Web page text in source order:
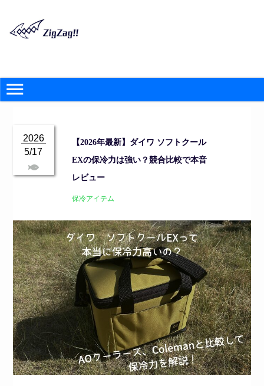
【2026年最新】ダイワ ソフトクール
EXの保冷力は強い？競合比較で本音
レビュー
2026
5/17
保冷アイテム